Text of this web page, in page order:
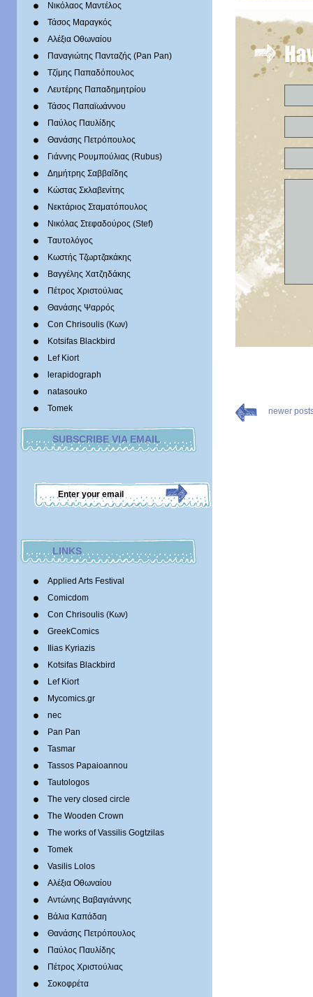
Νικόλαος Μαντέλος
Τάσος Μαραγκός
Αλέξια Οθωναίου
Παναγιώτης Πανταζής (Pan Pan)
Τζίμης Παπαδόπουλος
Λευτέρης Παπαδημητρίου
Τάσος Παπαϊωάννου
Παύλος Παυλίδης
Θανάσης Πετρόπουλος
Γιάννης Ρουμπούλιας (Rubus)
Δημήτρης Σαββαΐδης
Κώστας Σκλαβενίτης
Νεκτάριος Σταματόπουλος
Νικόλας Στεφαδούρος (Stef)
Tαυτολόγος
Κωστής Τζωρτζακάκης
Βαγγέλης Χατζηδάκης
Πέτρος Χριστούλιας
Θανάσης Ψαρρός
Con Chrisoulis (Κων)
Kotsifas Blackbird
Lef Kiort
lerapidograph
natasouko
Tomek
SUBSCRIBE VIA EMAIL
LINKS
Applied Arts Festival
Comicdom
Con Chrisoulis (Κων)
GreekComics
Ilias Kyriazis
Kotsifas Blackbird
Lef Kiort
Mycomics.gr
nec
Pan Pan
Tasmar
Tassos Papaioannou
Tautologos
The very closed circle
The Wooden Crown
The works of Vassilis Gogtzilas
Tomek
Vasilis Lolos
Αλέξια Οθωναίου
Αντώνης Βαβαγιάννης
Βάλια Καπάδαη
Θανάσης Πετρόπουλος
Παύλος Παυλίδης
Πέτρος Χριστούλιας
Σοκοφρέτα
newer